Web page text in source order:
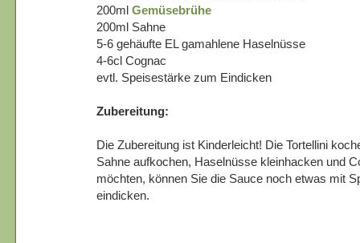
200ml Gemüsebrühe
200ml Sahne
5-6 gehäufte EL gamahlene Haselnüsse
4-6cl Cognac
evtl. Speisestärke zum Eindicken
Zubereitung:
Die Zubereitung ist Kinderleicht! Die Tortellini
Sahne aufkochen, Haselnüsse kleinhacken und
möchten, können Sie die Sauce noch etwas mit
eindicken.